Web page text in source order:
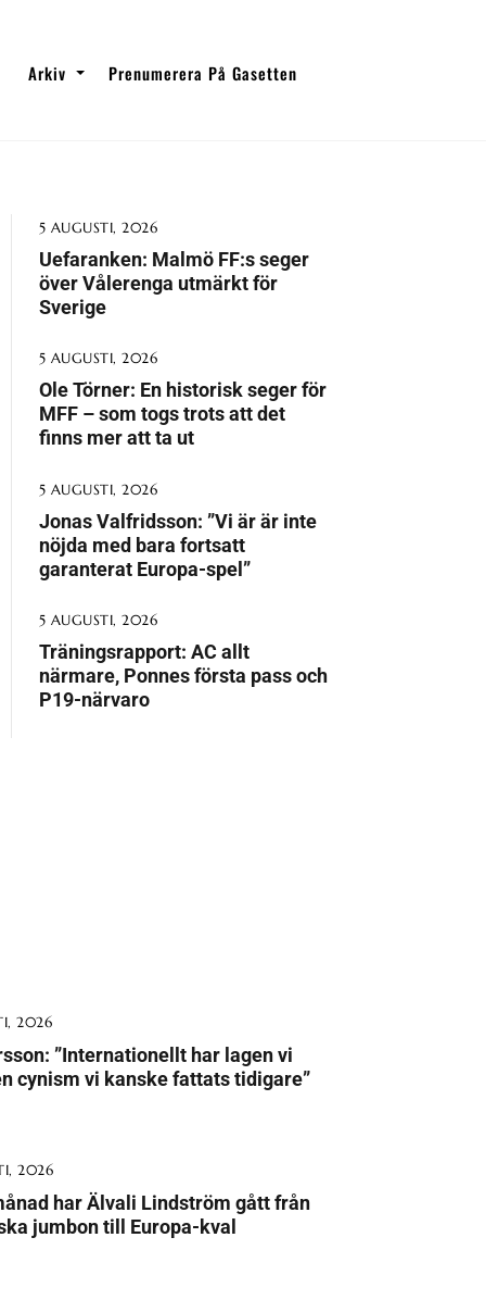
Arkiv Prenumerera På Gasetten
5 AUGUSTI, 2026
Uefaranken: Malmö FF:s seger
över Vålerenga utmärkt för
Sverige
5 AUGUSTI, 2026
Ole Törner: En historisk seger för
MFF – som togs trots att det
finns mer att ta ut
5 AUGUSTI, 2026
Jonas Valfridsson: ”Vi är är inte
nöjda med bara fortsatt
garanterat Europa-spel”
5 AUGUSTI, 2026
Träningsrapport: AC allt
närmare, Ponnes första pass och
P19-närvaro
2026
”Internationellt har lagen vi
cynism vi kanske fattats tidigare”
2026
har Älvali Lindström gått från
jumbon till Europa-kval